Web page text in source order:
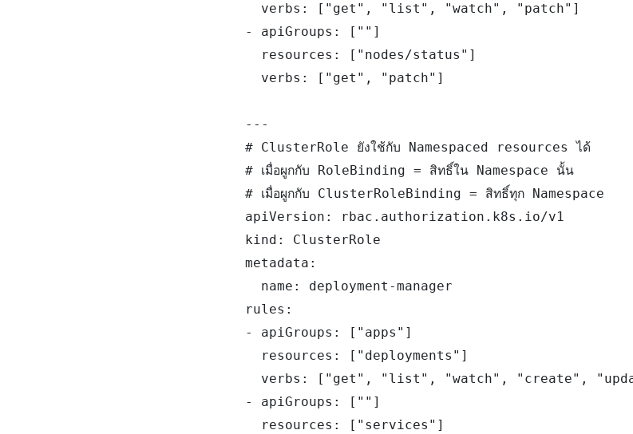
  verbs: ["get", "list", "watch", "patch"]
- apiGroups: [""]
  resources: ["nodes/status"]
  verbs: ["get", "patch"]
---
# ClusterRole ยังใช้กับ Namespaced resources ได้
# เมื่อผูกกับ RoleBinding = สิทธิ์ใน Namespace นั้น
# เมื่อผูกกับ ClusterRoleBinding = สิทธิ์ทุก Namespace
apiVersion: rbac.authorization.k8s.io/v1
kind: ClusterRole
metadata:
  name: deployment-manager
rules:
- apiGroups: ["apps"]
  resources: ["deployments"]
verbs: ["get", "list", "watch", "create",
- apiGroups: [""]
  resources: ["services"]